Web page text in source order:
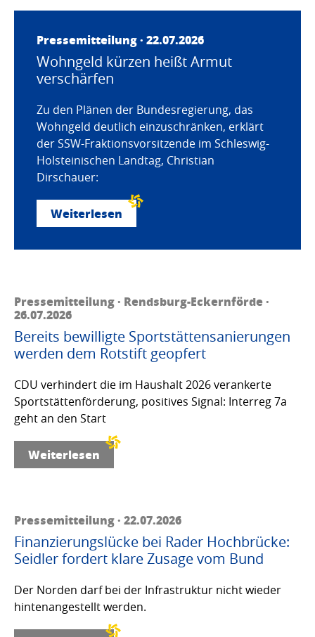
Pressemitteilung · 22.07.2026
Wohngeld kürzen heißt Armut
verschärfen
Zu den Plänen der Bundesregierung, das
Wohngeld deutlich einzuschränken, erklärt
der SSW-Fraktionsvorsitzende im Schleswig-
Holsteinischen Landtag, Christian
Dirschauer:
Weiterlesen
Pressemitteilung · Rendsburg-Eckernförde ·
26.07.2026
Bereits bewilligte Sportstättensanierungen
werden dem Rotstift geopfert
CDU verhindert die im Haushalt 2026 verankerte
Sportstättenförderung, positives Signal: Interreg 7a
geht an den Start
Weiterlesen
Pressemitteilung · 22.07.2026
Finanzierungslücke bei Rader Hochbrücke:
Seidler fordert klare Zusage vom Bund
Der Norden darf bei der Infrastruktur nicht wieder
hintenangestellt werden.